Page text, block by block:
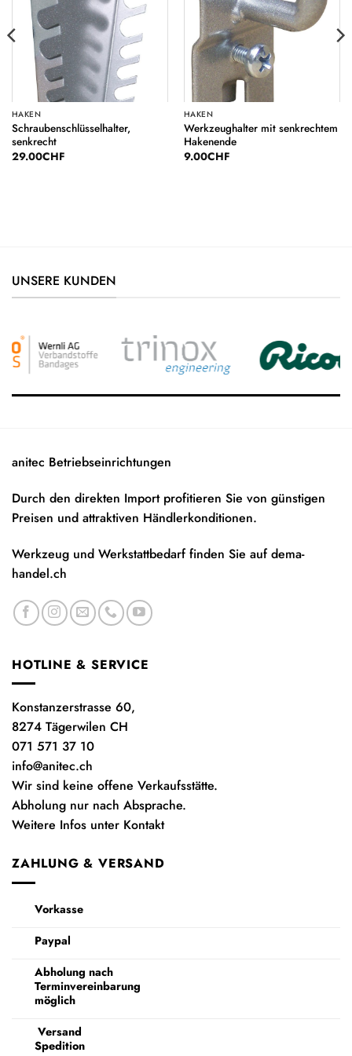
HAKEN
Schraubenschlüsselhalter,
senkrecht
29.00CHF
HAKEN
Werkzeughalter mit senkrechtem
Hakenende
9.00CHF
UNSERE KUNDEN
anitec Betriebseinrichtungen
Durch den direkten Import profitieren Sie von günstigen
Preisen und attraktiven Händlerkonditionen.
Werkzeug und Werkstattbedarf finden Sie aufdema-
handel.ch
HOTLINE & SERVICE
Konstanzerstrasse 60,
8274 Tägerwilen CH
071 571 37 10
info@anitec.ch
Wir sind keine offene Verkaufsstätte.
Abholung nur nach Absprache.
Weitere Infos unter Kontakt
ZAHLUNG & VERSAND
Vorkasse
Paypal
Abholung nach
Terminvereinbarung
möglich
Versand
Spedition